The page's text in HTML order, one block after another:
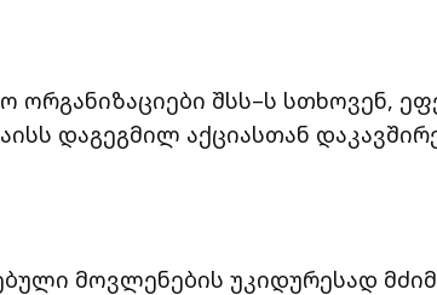
ორგანიზაციები შსს–ს სთხოვენ,
დაგეგმილ აქციასთან
მოვლენების უკიდურესად